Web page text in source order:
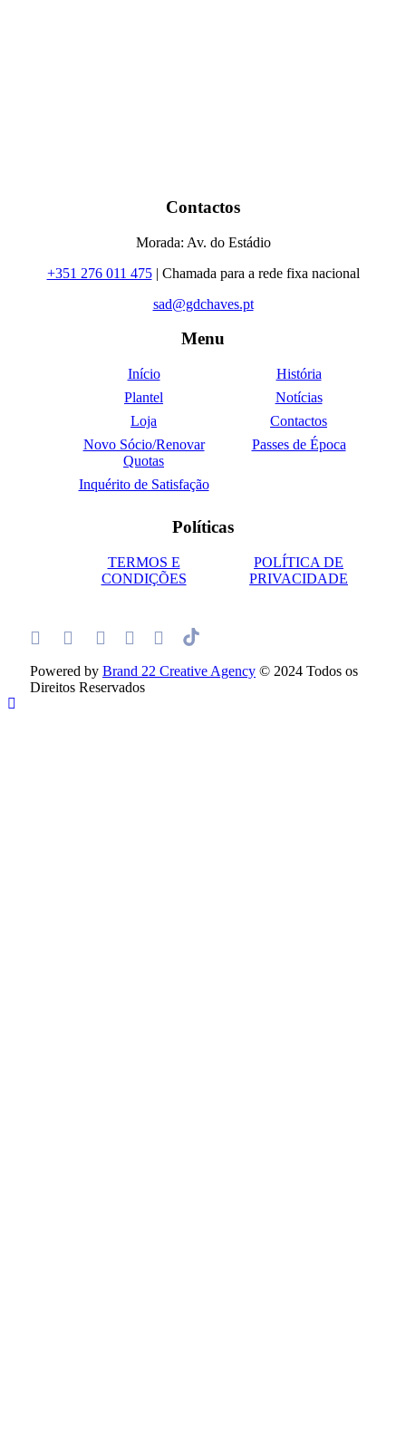
Contactos
Morada: Av. do Estádio
+351 276 011 475| Chamada para a rede fixa nacional
sad@gdchaves.pt
Menu
Início
História
Plantel
Notícias
Loja
Contactos
Novo Sócio/Renovar
Quotas
Passes de Época
Inquérito de Satisfação
Políticas
TERMOS E
CONDIÇÕES
POLÍTICA DE
PRIVACIDADE
Powered by Brand 22 Creative Agency © 2024 Todos os
Direitos Reservados